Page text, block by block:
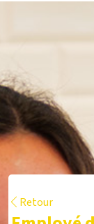
Retour